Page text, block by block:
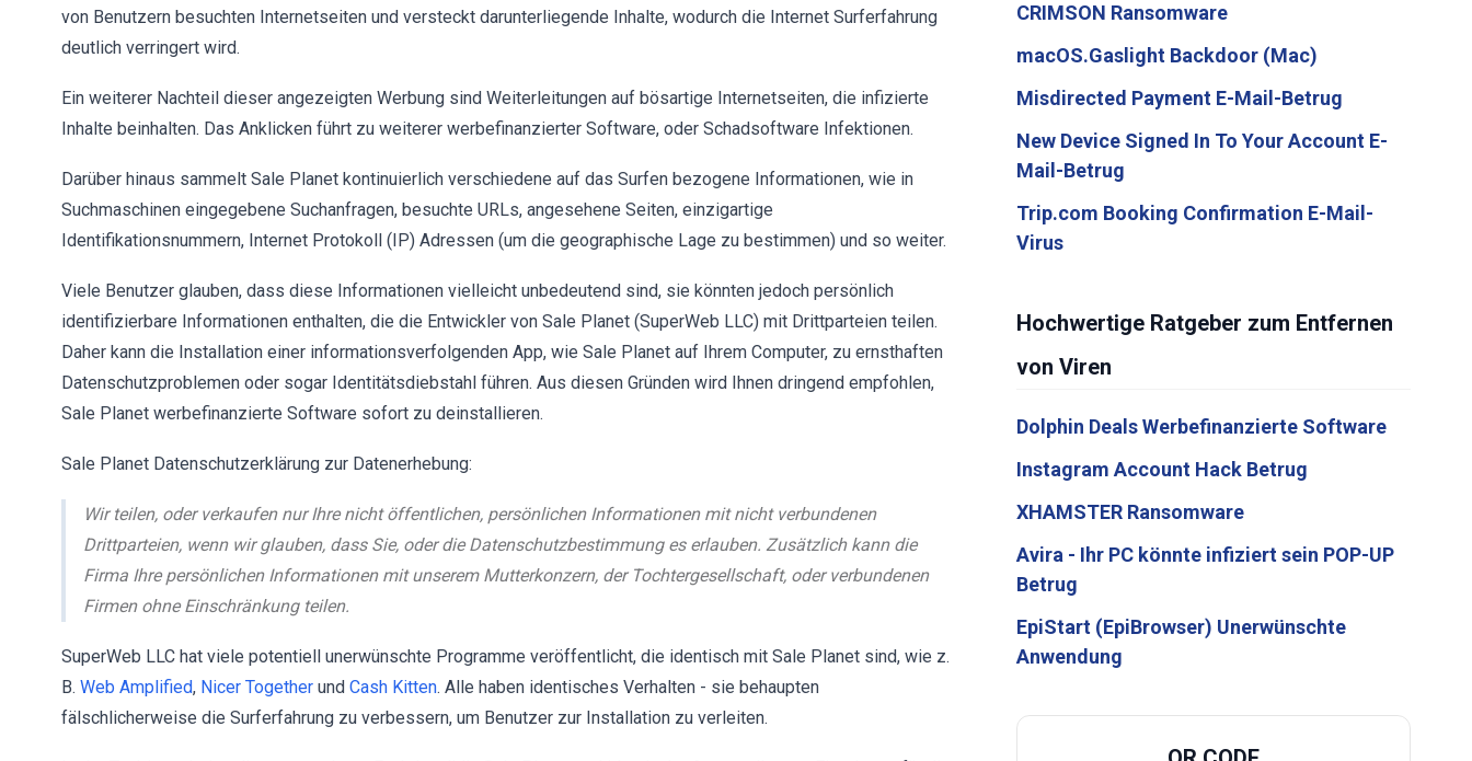
von Benutzern besuchten Internetseiten und versteckt darunterliegende Inhalte, wodurch die Internet Surferfahrung
deutlich verringert wird.
Ein weiterer Nachteil dieser angezeigten Werbung sind Weiterleitungen auf bösartige Internetseiten, die infizierte
Inhalte beinhalten. Das Anklicken führt zu weiterer werbefinanzierter Software, oder Schadsoftware Infektionen.
Darüber hinaus sammelt Sale Planet kontinuierlich verschiedene auf das Surfen bezogene Informationen, wie in
Suchmaschinen eingegebene Suchanfragen, besuchte URLs, angesehene Seiten, einzigartige
Identifikationsnummern, Internet Protokoll (IP) Adressen (um die geographische Lage zu bestimmen) und so weiter.
Viele Benutzer glauben, dass diese Informationen vielleicht unbedeutend sind, sie könnten jedoch persönlich
identifizierbare Informationen enthalten, die die Entwickler von Sale Planet (SuperWeb LLC) mit Drittparteien teilen.
Daher kann die Installation einer informationsverfolgenden App, wie Sale Planet auf Ihrem Computer, zu ernsthaften
Datenschutzproblemen oder sogar Identitätsdiebstahl führen. Aus diesen Gründen wird Ihnen dringend empfohlen,
Sale Planet werbefinanzierte Software sofort zu deinstallieren.
Sale Planet Datenschutzerklärung zur Datenerhebung:
Wir teilen, oder verkaufen nur Ihre nicht öffentlichen, persönlichen Informationen mit nicht verbundenen
Drittparteien, wenn wir glauben, dass Sie, oder die Datenschutzbestimmung es erlauben. Zusätzlich kann die
Firma Ihre persönlichen Informationen mit unserem Mutterkonzern, der Tochtergesellschaft, oder verbundenen
Firmen ohne Einschränkung teilen.
SuperWeb LLC hat viele potentiell unerwünschte Programme veröffentlicht, die identisch mit Sale Planet sind, wie z.
B. Web Amplified, Nicer Together und Cash Kitten. Alle haben identisches Verhalten - sie behaupten
fälschlicherweise die Surferfahrung zu verbessern, um Benutzer zur Installation zu verleiten.
CRIMSON Ransomware
macOS.Gaslight Backdoor (Mac)
Misdirected Payment E-Mail-Betrug
New Device Signed In To Your Account E-
Mail-Betrug
Trip.com Booking Confirmation E-Mail-
Virus
Hochwertige Ratgeber zum Entfernen
von Viren
Dolphin Deals Werbefinanzierte Software
Instagram Account Hack Betrug
XHAMSTER Ransomware
Avira - Ihr PC könnte infiziert sein POP-UP
Betrug
EpiStart (EpiBrowser) Unerwünschte
Anwendung